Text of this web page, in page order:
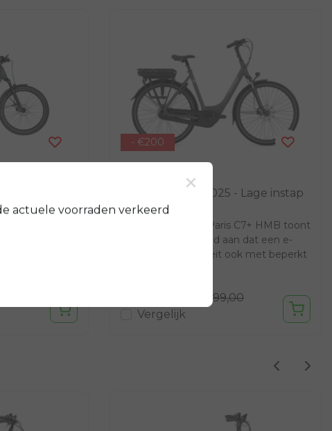
- €200
Paris C7+ HMB 2025 - Lage instap
Met de nieuwste Paris C7+ HMB toont
Gazelle overtuigend aan dat een e-
bike van topkwaliteit ook met beperkt
€2.699,00
Vergelijk
×
actuele voorraden verkeerd